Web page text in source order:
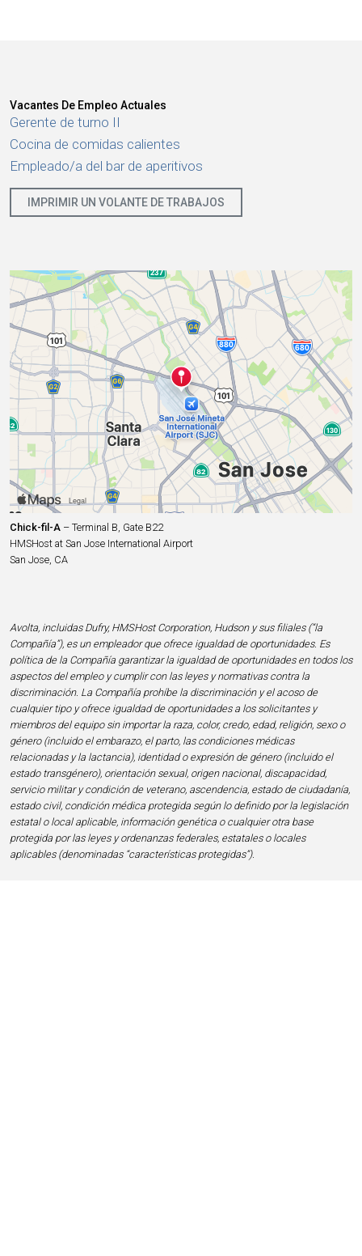
Vacantes De Empleo Actuales
Gerente de turno II
Cocina de comidas calientes
Empleado/a del bar de aperitivos
IMPRIMIR UN VOLANTE DE TRABAJOS
Chick-fil-A – Terminal B, Gate B22
HMSHost at San Jose International Airport
San Jose, CA
Avolta, incluidas Dufry, HMSHost Corporation, Hudson y sus filiales (“la
Compañía”), es un empleador que ofrece igualdad de oportunidades. Es
política de la Compañía garantizar la igualdad de oportunidades en todos los
aspectos del empleo y cumplir con las leyes y normativas contra la
discriminación. La Compañía prohíbe la discriminación y el acoso de
cualquier tipo y ofrece igualdad de oportunidades a los solicitantes y
miembros del equipo sin importar la raza, color, credo, edad, religión, sexo o
género (incluido el embarazo, el parto, las condiciones médicas
relacionadas y la lactancia), identidad o expresión de género (incluido el
estado transgénero), orientación sexual, origen nacional, discapacidad,
servicio militar y condición de veterano, ascendencia, estado de ciudadanía,
estado civil, condición médica protegida según lo definido por la legislación
estatal o local aplicable, información genética o cualquier otra base
protegida por las leyes y ordenanzas federales, estatales o locales
aplicables (denominadas “características protegidas”).